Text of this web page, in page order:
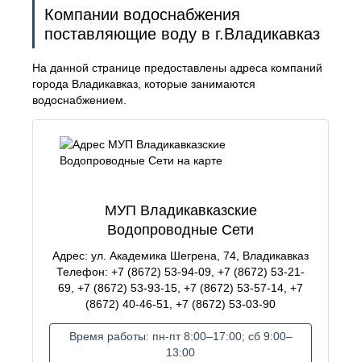
Компании водоснабжения
поставляющие воду в г.Владикавказ
На данной странице предоставлены адреса компаний
города Владикавказ, которые занимаются
водоснабжением.
МУП Владикавказские
Водопроводные Сети
Адрес: ул. Академика Шегрена, 74, Владикавказ
Телефон: +7 (8672) 53-94-09, +7 (8672) 53-21-
69, +7 (8672) 53-93-15, +7 (8672) 53-57-14, +7
(8672) 40-46-51, +7 (8672) 53-03-90
Время работы: пн-пт 8:00–17:00; сб 9:00–
13:00